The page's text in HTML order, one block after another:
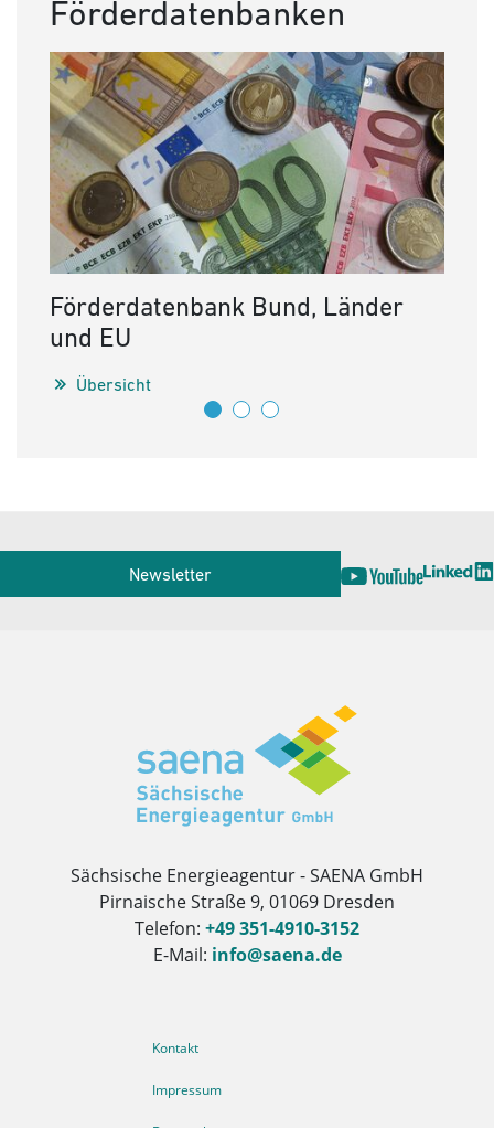
Förderdatenbanken
Förderdatenbank Bund, Länder
und EU
Übersicht
Newsletter
Sächsische Energieagentur - SAENA GmbH
Pirnaische Straße 9, 01069 Dresden
Telefon: +49 351-4910-3152
E-Mail: info@saena.de
Kontakt
Impressum